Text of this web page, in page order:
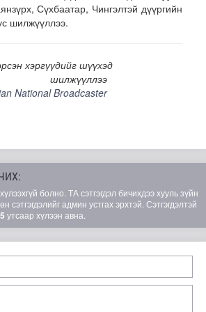
Сүхбаатар, Чингэлтэй дүүргийн
шилжүүллээ.
хэргүүдийг шүүхэд
шилжүүллээ
National Broadcaster
болно. ТА сэтгэгдэл бичихдээ хууль зүйн
админ устгах эрхтэй. Сэтгэгдэлтэй
утсаар хүлээн авна.